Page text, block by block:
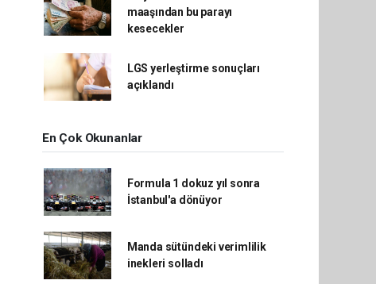
maaşından bu parayı
kesecekler
LGS yerleştirme sonuçları
açıklandı
En Çok Okunanlar
Formula 1 dokuz yıl sonra
İstanbul'a dönüyor
Manda sütündeki verimlilik
inekleri solladı